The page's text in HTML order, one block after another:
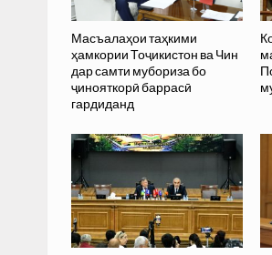
Масъалаҳои таҳкими
ҳамкории Тоҷикистон ва Чин
дар самти мубориза бо
ҷинояткорӣ баррасӣ
гардиданд